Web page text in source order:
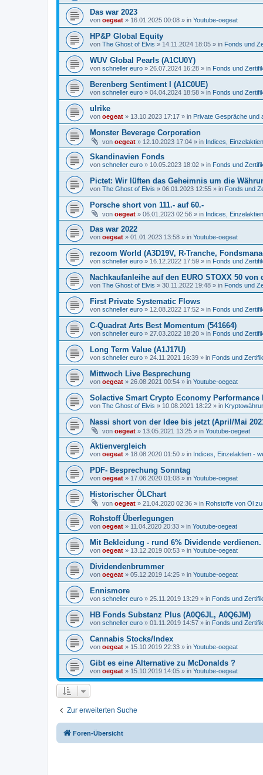
Das war 2023
von oegeat » 16.01.2025 00:08 » in Youtube-oegeat
HP&P Global Equity
von The Ghost of Elvis » 14.11.2024 18:05 » in Fonds und
WUV Global Pearls (A1CU0Y)
von schneller euro » 26.07.2024 16:28 » in Fonds und
Berenberg Sentiment I (A1C0UE)
von schneller euro » 04.04.2024 18:58 » in Fonds und
ulrike
von oegeat » 13.10.2023 17:17 » in Private Gespräche und
Monster Beverage Corporation
von oegeat » 12.10.2023 17:04 » in Indices,
Skandinavien Fonds
von schneller euro » 10.05.2023 18:02 » in Fonds und
Pictet: Wir lüften das Geheimnis um die
von The Ghost of Elvis » 06.01.2023 12:55 » in Fonds und
Porsche short von 111.- auf 60.-
von oegeat » 06.01.2023 02:56 » in Indices,
Das war 2022
von oegeat » 01.01.2023 13:58 » in Youtube-oegeat
rezoom World (A3D19V, R-Tranche,
von schneller euro » 16.12.2022 17:59 » in Fonds und
Nachkaufanleihe auf den EURO STOXX 50 von
von The Ghost of Elvis » 30.11.2022 19:48 » in Fonds und
First Private Systematic Flows
von schneller euro » 12.08.2022 17:52 » in Fonds und
C-Quadrat Arts Best Momentum (541664)
von schneller euro » 27.03.2022 18:20 » in Fonds und
Long Term Value (A1J17U)
von schneller euro » 24.11.2021 16:39 » in Fonds und
Mittwoch Live Besprechung
von oegeat » 26.08.2021 00:54 » in Youtube-oegeat
Solactive Smart Crypto Economy Performance
von The Ghost of Elvis » 10.08.2021 18:22 » in
Nassi short von der Idee bis jetzt (April/Mai
von oegeat » 13.05.2021 13:25 » in Youtube-oegeat
Aktienvergleich
von oegeat » 18.08.2020 01:50 » in Indices, Einzelaktien -
PDF- Besprechung Sonntag
von oegeat » 17.06.2020 01:08 » in Youtube-oegeat
Historischer ÖLChart
von oegeat » 21.04.2020 02:36 » in Rohstoffe von Öl
Rohstoff Überlegungen
von oegeat » 11.04.2020 20:33 » in Youtube-oegeat
Mit Bekleidung - rund 6% Dividende verdienen.
von oegeat » 13.12.2019 00:53 » in Youtube-oegeat
Dividendenbrummer
von oegeat » 05.12.2019 14:25 » in Youtube-oegeat
Ennismore
von schneller euro » 25.11.2019 13:29 » in Fonds und
HB Fonds Substanz Plus (A0Q6JL, A0Q6JM)
von schneller euro » 01.11.2019 14:57 » in Fonds und
Cannabis Stocks/Index
von oegeat » 15.10.2019 22:33 » in Youtube-oegeat
Gibt es eine Alternative zu McDonalds ?
von oegeat » 15.10.2019 14:05 » in Youtube-oegeat
Zur erweiterten Suche
Foren-Übersicht